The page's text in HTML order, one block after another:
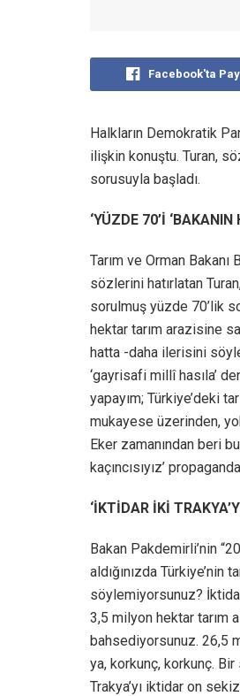
Facebook'ta
Halkların Demokratik
ilişkin konuştu. Turan,
sorusuyla başladı.
‘YÜZDE 70’İ ‘BAKANIN
Tarım ve Orman
sözlerini hatırlatan
sorulmuş yüzde 70’lik
hektar tarım arazisine
hatta -daha ilerisini
‘gayrisafi millî hasıla’
yapayım; Türkiye’deki
mukayese üzerinden,
Eker zamanından beri
kaçıncısıyız’
‘İKTİDAR İKİ
Bakan Pakdemirli’nin
aldığınızda
söylemiyorsunuz?
3,5 milyon hektar tarım
bahsediyorsunuz. 26,5
ya, korkunç, korkunç.
Trakya’yı iktidar on